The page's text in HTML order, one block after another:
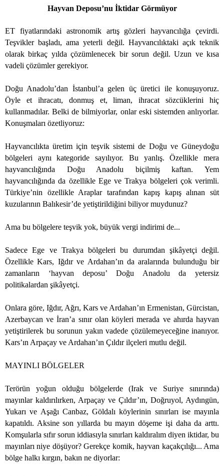
Hayvan Deposu’nu İktidar Görmüyor
ET fiyatlarındaki astronomik artış gözleri hayvancılığa çevirdi.
Teşvikler başladı, ama yeterli değil. Hayvancılıktaki açık teknik
olarak birkaç yılda çözümlenecek bir sorun değil. Uzun ve kısa
vadeli çözümler gerekiyor.
Doğu Anadolu’dan İstanbul’a gelen üç üretici ile konuşuyoruz.
Öyle et ihracatı, donmuş et, liman, ihracat sözcüklerini hiç
kullanmadılar. Belki de bilmiyorlar, onlar eski sistemden anlıyorlar.
Konuşmaları özetliyoruz:
Hayvancılıkta üretim için teşvik sistemi de Doğu ve Güneydoğu
bölgeleri aynı kategoride sayılıyor. Bu yanlış. Özellikle mera
hayvancılığında Doğu Anadolu biçilmiş kaftan. Yem
hayvancılığında da özellikle Ege ve Trakya bölgeleri çok verimli.
Türkiye’nin özellikle Araplar tarafından kapış kapış alınan süt
kuzularının Balıkesir’de yetiştirildiğini biliyor muydunuz?
Ama bu bölgelere teşvik yok, büyük vergi indirimi de...
Sadece Ege ve Trakya bölgeleri bu durumdan şikâyetçi değil.
Özellikle Kars, Iğdır ve Ardahan’ın da aralarında bulunduğu bir
zamanların ‘hayvan deposu’ Doğu Anadolu da yetersiz
politikalardan şikâyetçi.
Onlara göre, Iğdır, Ağrı, Kars ve Ardahan’ın Ermenistan, Gürcistan,
Azerbaycan ve İran’a sınır olan köyleri merada ve ahırda hayvan
yetiştirilerek bu sorunun yakın vadede çözülemeyeceğine inanıyor.
Kars’ın Arpaçay ve Ardahan’ın Çıldır ilçeleri mutlu değil.
MAYINLI BÖLGELER
Terörün yoğun olduğu bölgelerde (Irak ve Suriye sınırında)
mayınlar kaldırılırken, Arpaçay ve Çıldır’ın, Doğruyol, Aydıngün,
Yukarı ve Aşağı Canbaz, Göldalı köylerinin sınırları ise mayınla
kapatıldı. Aksine son yıllarda bu mayın döşeme işi daha da arttı.
Komşularla sıfır sorun iddiasıyla sınırları kaldıralım diyen iktidar, bu
mayınları niye döşüyor? Gerekçe komik, hayvan kaçakçılığı... Ama
bölge halkı kırgın, bakın ne diyorlar: